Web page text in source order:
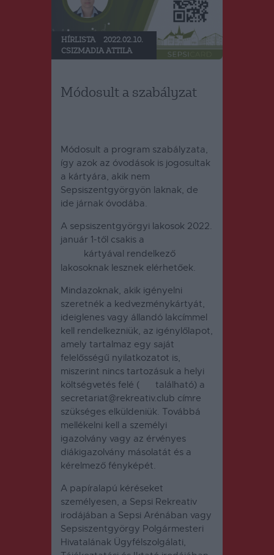
HÍRLISTA
2022.02.10.
CSIZMADIA ATTILA
Módosult a szabályzat
Módosult a program szabályzata,
így azok az óvodások is jogosultak
a kártyára, akik nem
Sepsiszentgyörgyön laknak, de
ide járnak óvodába.
A sepsiszentgyörgyi lakosok 2022.
január 1-től csakis a
kártyával rendelkező
lakosoknak lesznek elérhetőek.
Mindazoknak, akik igényelni
szeretnék a kedvezménykártyát,
ideiglenes vagy állandó lakcímmel
kell rendelkezniük, az igénylőlapot,
amely tartalmaz egy saját
felelősségű nyilatkozatot is,
miszerint nincs tartozásuk a helyi
költségvetés felé (
található) a
secretariat@rekreativ.club címre
szükséges elküldeniük. Továbbá
mellékelni kell a személyi
igazolvány vagy az érvényes
diákigazolvány másolatát és a
kérelmező fényképét.
A papíralapú kéréseket
személyesen, a Sepsi Rekreativ
irodájában a Sepsi Arénában vagy
Sepsiszentgyörgy Polgármesteri
Hivatalának Ügyfélszolgálati,